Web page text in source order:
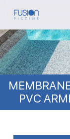
Skip
main
content
PVC